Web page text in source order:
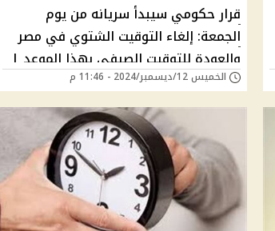
قرار حكومي سيبدأ سريانه من يوم
الجمعة: إلغاء التوقيت الشتوي في مصر
والعودة للتوقيت الصيفي بهذا الموعد |
الساعة هتزيد 60 دقيقة
الخميس 12/ديسمبر/2024 - 11:46 م